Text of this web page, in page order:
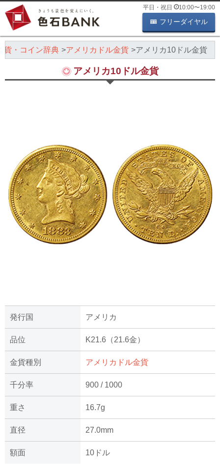
平日・祝日 10:00〜19:00
フリーダイヤル
貨・コイン辞典 アメリカドル金貨 アメリカ10ドル金貨
アメリカ10ドル金貨
発行国 アメリカ
品位 K21.6（21.6金）
金貨種別 アメリカドル金貨
千分率 900 / 1000
重さ 16.7g
直径 27.0mm
額面 10ドル